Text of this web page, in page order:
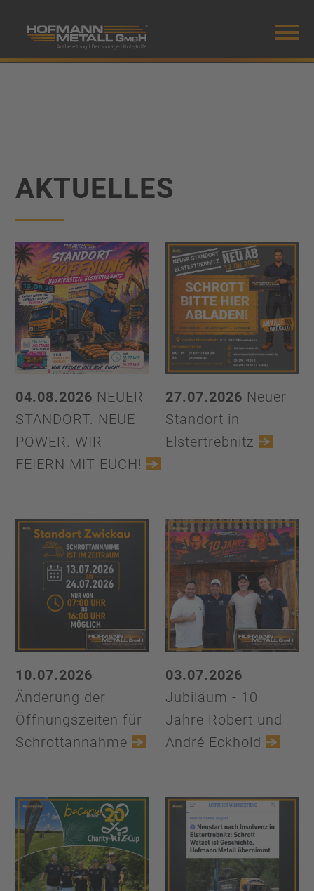
AKTUELLES
04.08.2026 NEUER
STANDORT. NEUE
POWER. WIR
FEIERN MIT EUCH!
27.07.2026 Neuer
Standort in
Elstertrebnitz
10.07.2026
Änderung der
Öffnungszeiten für
Schrottannahme
03.07.2026
Jubiläum - 10
Jahre Robert und
André Eckhold